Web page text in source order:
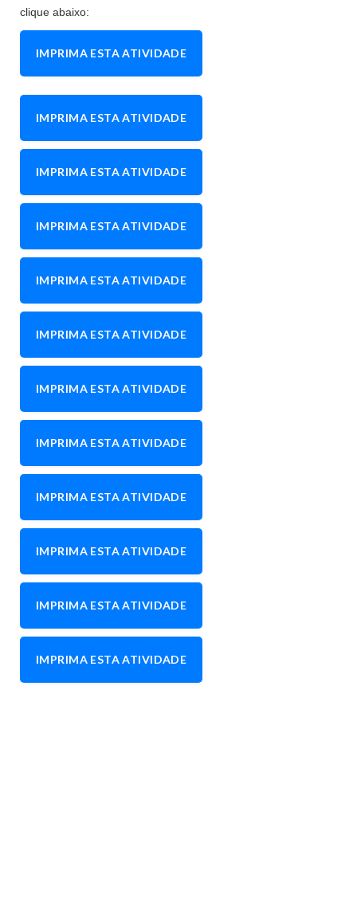
clique abaixo:
IMPRIMA ESTA ATIVIDADE
IMPRIMA ESTA ATIVIDADE
IMPRIMA ESTA ATIVIDADE
IMPRIMA ESTA ATIVIDADE
IMPRIMA ESTA ATIVIDADE
IMPRIMA ESTA ATIVIDADE
IMPRIMA ESTA ATIVIDADE
IMPRIMA ESTA ATIVIDADE
IMPRIMA ESTA ATIVIDADE
IMPRIMA ESTA ATIVIDADE
IMPRIMA ESTA ATIVIDADE
IMPRIMA ESTA ATIVIDADE